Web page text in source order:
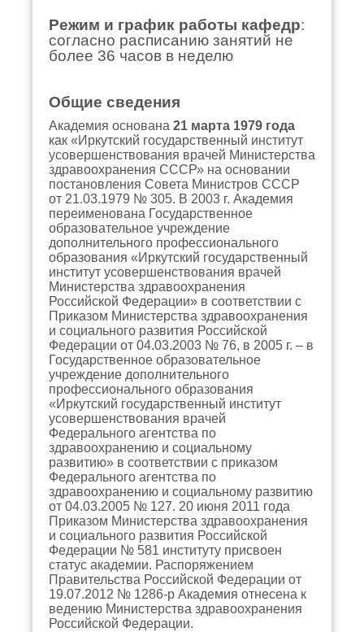
Режим и график работы кафедр:
согласно расписанию занятий не
более 36 часов в неделю
Общие сведения
Академия основана 21 марта 1979 года
как «Иркутский государственный институт
усовершенствования врачей Министерства
здравоохранения СССР» на основании
постановления Совета Министров СССР
от 21.03.1979 № 305. В 2003 г. Академия
переименована Государственное
образовательное учреждение
дополнительного профессионального
образования «Иркутский государственный
институт усовершенствования врачей
Министерства здравоохранения
Российской Федерации» в соответствии с
Приказом Министерства здравоохранения
и социального развития Российской
Федерации от 04.03.2003 № 76, в 2005 г. – в
Государственное образовательное
учреждение дополнительного
профессионального образования
«Иркутский государственный институт
усовершенствования врачей
Федерального агентства по
здравоохранению и социальному
развитию» в соответствии с приказом
Федерального агентства по
здравоохранению и социальному развитию
от 04.03.2005 № 127. 20 июня 2011 года
Приказом Министерства здравоохранения
и социального развития Российской
Федерации № 581 институту присвоен
статус академии. Распоряжением
Правительства Российской Федерации от
19.07.2012 № 1286-р Академия отнесена к
ведению Министерства здравоохранения
Российской Федерации.